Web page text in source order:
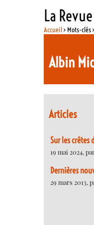
La
Accueil> Mots-clés
Albin
Articles
Sur les crêtes
19 mai 2024,
Dernières
29 mars 2013,